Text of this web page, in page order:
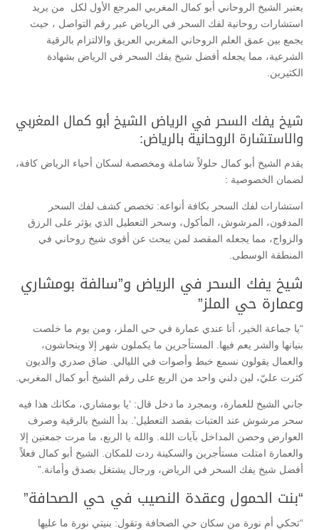
يعتبر الشيخ الروحاني أبو كمال المغربي المرجع الأول لكل من يريد
استشارات روحانية لفك السحر في الرياض عبر رقم التواصل ، حيث
يجمع بين عمق العلم الروحاني المغربي العريق والالتزام بالرقية
الشرعية، مما يجعله أفضل شيخ يفك السحر في الرياض بشهادة
الكثيرين.
شيخ يفك السحر في الرياض الشيخ أبو كمال المغربي
والاستشارة الروحانية بالرياض:
يقدم الشيخ أبو كمال حلولاً شاملة ومخصصة لسكان أحياء الرياض كافة،
لضمان الخصوصية :
استشارات لفك السحر بكافة أنواعه: تخصص كشف لفك السحر
المدفون، المرشوش، المأكول، وسحر التعطيل الذي يؤثر على الرزق
والزواج، مما يجعله المقصد لمن يبحث عن أقوى شيخ روحاني في
المنطقة الوسطى.
شيخ يفك السحر في الرياض و”سالفة بومشاري
وعمارة حي الملز”
“يا جماعة الخير، أنا عندي عمارة في حي الملز، ومن يوم ما خلصت
بنيانها والشر يعم فيها. المستأجرين ما يكملون شهر إلا وينحاشون،
والعمال يقولون نسمع خبط وأصوات في الليالي. ضاق صدري والديون
كثرت عليّ، لين دلني واحد من الربع على رقم الشيخ أبو كمال المغربي.
جاني الشيخ للعمارة، وبمجرد ما دخل قال: ‘يا بومشاري، مكانك هذا فيه
سحر مرشوش عند العتبات بقصد التعطيل’. بدأ الشيخ بالرقية وصرف
العوارض وحصن المداخل بآيات الله. والله يا الربع، ما مرت جمعتين إلا
والعمارة امتلت مستأجرين والسكينة ردت للمكان. الشيخ أبو كمال فعلاً
أفضل شيخ يفك السحر في الرياض، ورجال يشتغل بصدق وأمانة.”
“بنت الحمول وعقدة النصيب في حي الصحافة”
“تحكي أم نورة من سكان حي الصحافة وتقول: بنيتي نورة ما عليها